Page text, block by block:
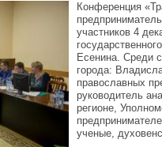
Конференция
участников 4
Есенина. Среди
города:
православных
руководитель
регионе,
ученые,